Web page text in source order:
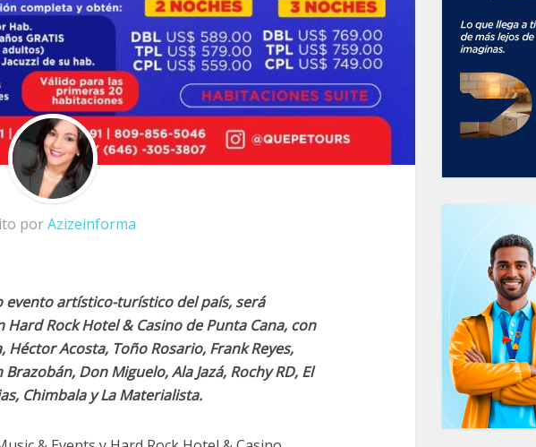
porAzizeinforma
evento artístico-turístico del país, será
Rock Hotel & Casino de Punta Cana, con
Acosta, Toño Rosario, Frank Reyes,
Don Miguelo, Ala Jazá, Rochy RD, El
Chimbala y La Materialista.